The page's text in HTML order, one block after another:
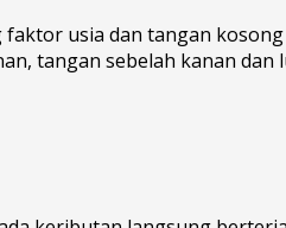
usia dan tangan
tangan sebelah kanan